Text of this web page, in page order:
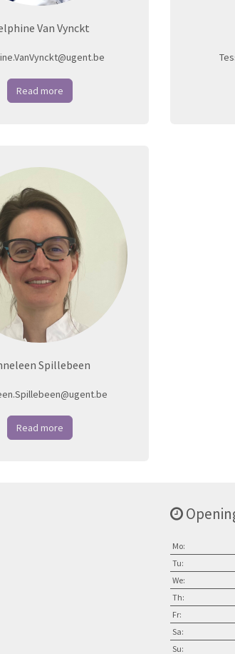
Van Vynckt
Read more
Spillebeen
Read more
Mo:
Tu:
We:
Th:
Fr:
Sa:
Su: